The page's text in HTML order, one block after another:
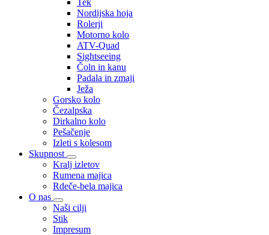
Nordijska hoja
Rolerji
Motorno kolo
ATV-Quad
Sightseeing
Čoln in kanu
Padala in zmaji
Ježa
Gorsko kolo
Čezalpska
Dirkalno kolo
Pešačenje
Izleti s kolesom
Skupnost
Kralj izletov
Rumena majica
Rdeče-bela majica
O nas
Naši cilji
Stik
Impresum